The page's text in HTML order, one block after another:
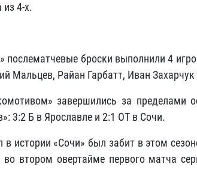
4-х.
послематчевые броски выполнили 4
Мальцев, Райан Гарбатт, Иван
завершились за пределами
3:2 Б в Ярославле и 2:1 ОТ в Сочи.
истории «Сочи» был забит в этом
во втором овертайме первого матча